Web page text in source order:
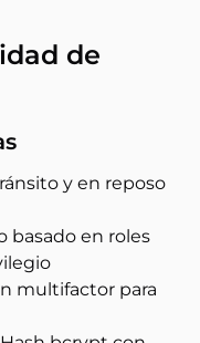
de
y en reposo
basado en roles
multifactor para